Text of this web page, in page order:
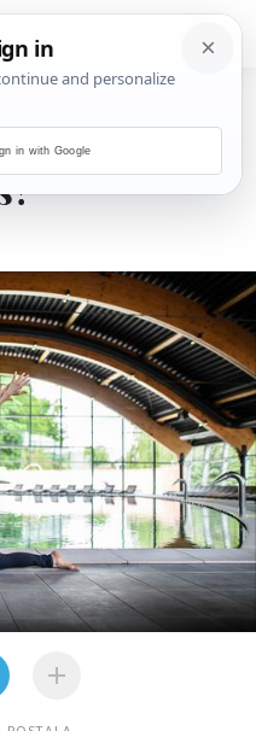
ljeta
in with Google